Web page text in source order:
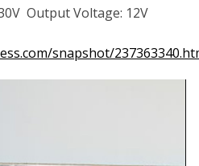
Output Voltage: 12V
snapshot/